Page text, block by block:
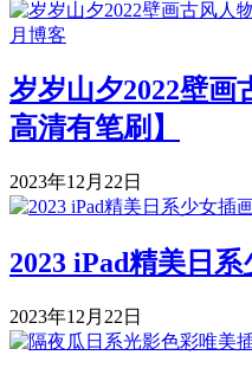
岁岁山夕2022壁画
高清有笔刷】
2023年12月22日
2023 iPad精美日
2023年12月22日